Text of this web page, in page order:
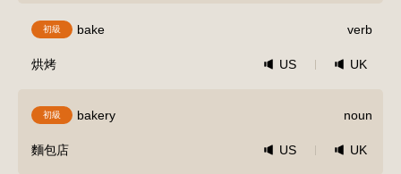
初級 bake verb
烘烤 US UK
初級 bakery noun
麵包店 US UK